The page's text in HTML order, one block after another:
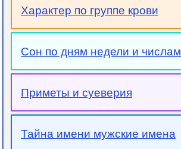
Характер по группе крови
Сон по дням недели и числам
Приметы и суеверия
Тайна имени мужские имена